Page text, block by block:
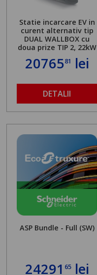
Statie incarcare EV in
curent alternativ tip
DUAL WALLBOX cu
doua prize TIP 2, 22kW
2076581 lei
DETALII
ASP Bundle - Full (SW)
24291 65lei